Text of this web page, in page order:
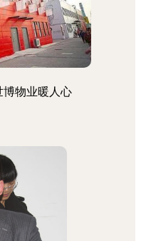
博物业暖人心